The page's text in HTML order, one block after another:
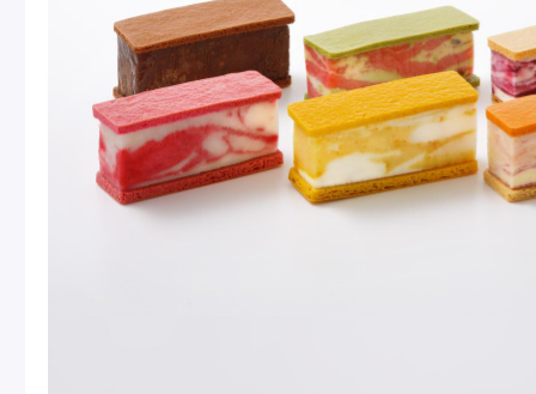
Gâteaux
d'Anniversaire
焼き菓子
Sablé et gateaux de
voyage
ク
他